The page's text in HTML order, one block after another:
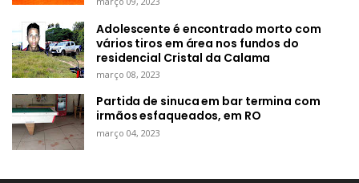
Adolescente é encontrado morto com
vários tiros em área nos fundos do
residencial Cristal da Calama
março 08, 2023
Partida de sinuca em bar termina com
irmãos esfaqueados, em RO
março 04, 2023